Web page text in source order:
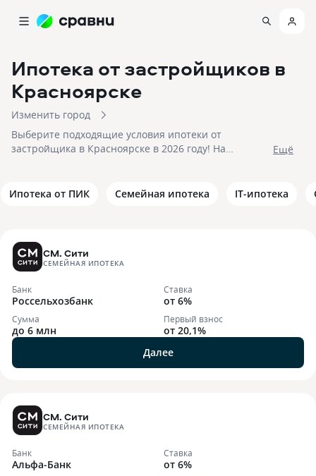
Ипотека от застройщиков в
Красноярске
Изменить город
Выберите подходящие условия ипотеки от
застройщика в Красноярске в 2026 году! На
сумму до 100 000 000 рублей! Подайте заявку на
Eщё
Ипотека от ПИК Семейная ипотека IT-ипотека
СМ. Сити
СЕМЕЙНАЯ ИПОТЕКА
Банк
Россельхозбанк
Ставка
от 6%
Сумма
до 6 млн
Первый взнос
от 20,1%
Далее
СМ. Сити
СЕМЕЙНАЯ ИПОТЕКА
Банк
Альфа-Банк
Ставка
от 6%